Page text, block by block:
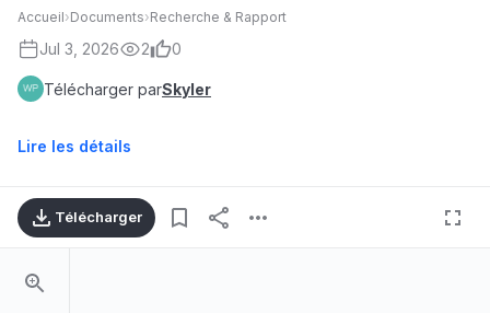
Accueil›Documents›Recherche & Rapport
Jul 3, 2026 2 0
Télécharger parSkyler
Lire les détails
Télécharger